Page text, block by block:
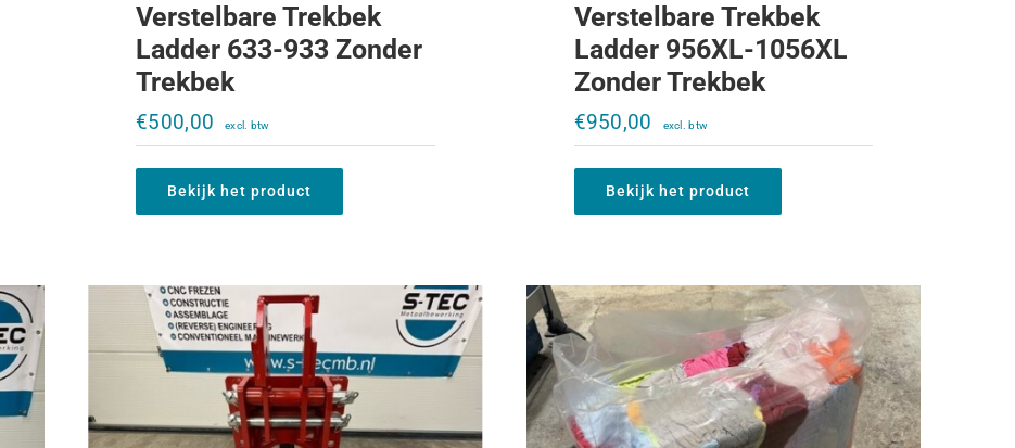
Verstelbare Trekbek
Ladder 633-933 Zonder
Trekbek
€500,00
Bekijk het product
Verstelbare Trekbek
Ladder 956XL-1056XL
Zonder Trekbek
€950,00
Bekijk het product
Verstelbare trekbek Ladder 323-453
€500,00
Poetsdoeken 10KG
€20,00